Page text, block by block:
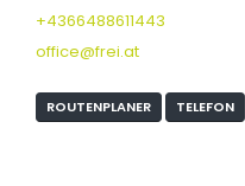
+4366488611443
office@frei.at
ROUTENPLANER TELEFON